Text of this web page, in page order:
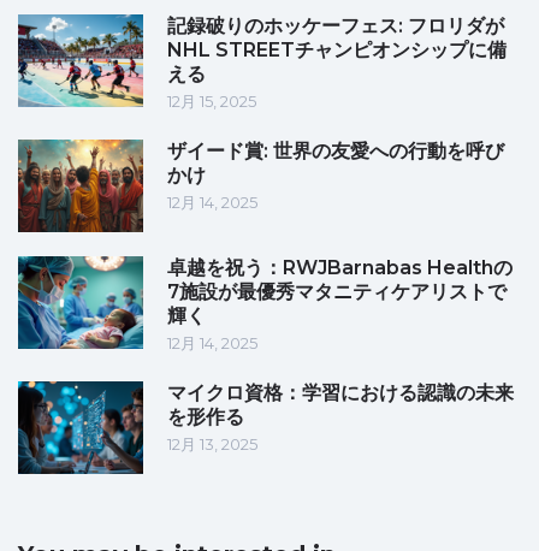
記録破りのホッケーフェス: フロリダが
NHL STREETチャンピオンシップに備
える
12月 15, 2025
ザイード賞: 世界の友愛への行動を呼び
かけ
12月 14, 2025
卓越を祝う：RWJBarnabas Healthの
7施設が最優秀マタニティケアリストで
輝く
12月 14, 2025
マイクロ資格：学習における認識の未来
を形作る
12月 13, 2025